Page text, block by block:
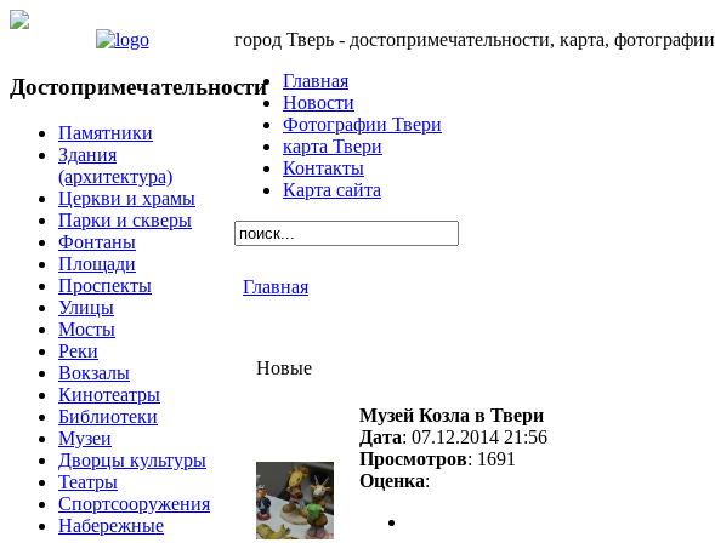
Достопримечательности
Памятники
Здания
(архитектура)
Церкви и храмы
Парки и скверы
Фонтаны
Площади
Проспекты
Улицы
Мосты
Реки
Вокзалы
Кинотеатры
Библиотеки
Музеи
Дворцы культуры
Театры
Спортсооружения
Набережные
город Тверь - достопримечательности, карта, фотографии
Главная
Новости
Фотографии Твери
карта Твери
Контакты
Карта сайта
Главная
Новые
Музей Козла в Твери
Дата: 07.12.2014 21:56
Просмотров: 1691
Оценка: